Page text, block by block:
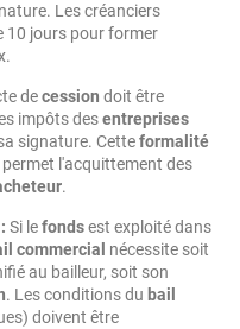
Les créanciers
10 jours pour former
decession doit être
impôts desentreprises
signature. Cetteformalité
l'acquittement des
.
Si lefondsest exploité dans
commercial nécessite soit
au bailleur, soit son
. Les conditions du bail
doivent être